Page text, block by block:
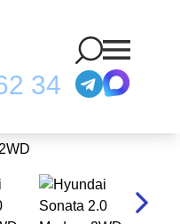
34
Modern 2WD